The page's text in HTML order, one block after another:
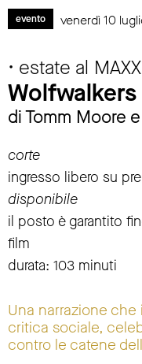
evento venerdì 10
• estate al
di Tomm Moore
corte
ingresso libero su
disponibile
il posto è garantito
film
durata: 103 minuti
Una narrazione
critica sociale,
contro le catene